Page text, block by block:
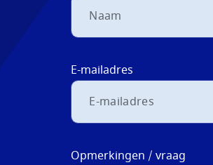
E-mailadres
Opmerkingen / vraag